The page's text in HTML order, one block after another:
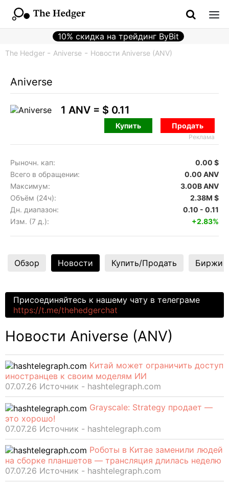
10% скидка на трейдинг ByBit
The Hedger Aniverse Новости Aniverse (ANV)
Aniverse
1 ANV = $ 0.11
Купить Продать
Реклама
Рыночн. кап:
0.00 $
Всего в обращении:
0.00 ANV
Максимум:
3.00B ANV
Объём (24ч):
2.38M $
Дн. диапазон:
0.10 - 0.11
Изм. (7 д.):
+2.83%
Обзор Новости Купить/Продать Биржи
Присоединяйтесь к нашему чату в телеграме
https://t.me/thehedgerchat
Новости Aniverse (ANV)
Китай может ограничить доступ
иностранцев к своим моделям ИИ
07.07.26 Источник - hashtelegraph.com
Grayscale: Strategy продает —
это хорошо!
07.07.26 Источник - hashtelegraph.com
Роботы в Китае заменили людей
на сборке планшетов — трансляция длилась неделю
07.07.26 Источник - hashtelegraph.com